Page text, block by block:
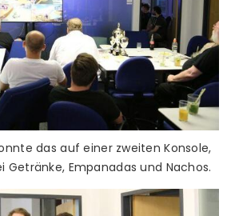
das auf einer zweiten Konsole,
Getränke, Empanadas und Nachos.